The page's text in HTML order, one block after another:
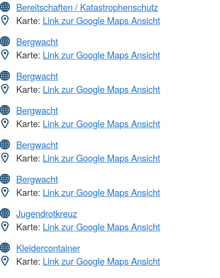
Bereitschaften / Katastrophenschutz
Karte: Link zur Google Maps Ansicht
Bergwacht
Karte: Link zur Google Maps Ansicht
Bergwacht
Karte: Link zur Google Maps Ansicht
Bergwacht
Karte: Link zur Google Maps Ansicht
Bergwacht
Karte: Link zur Google Maps Ansicht
Bergwacht
Karte: Link zur Google Maps Ansicht
Jugendrotkreuz
Karte: Link zur Google Maps Ansicht
Kleidercontainer
Karte: Link zur Google Maps Ansicht